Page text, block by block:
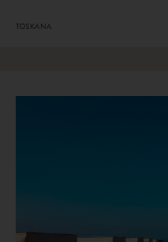
TOSKANA